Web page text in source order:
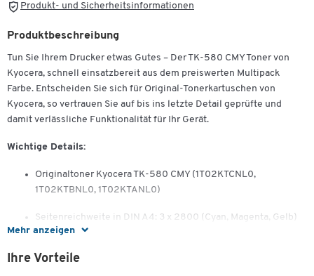
Produkt- und Sicherheitsinformationen
Mehr anzeigen
Produktbeschreibung
Tun Sie Ihrem Drucker etwas Gutes – Der TK-580 CMY Toner von
Kyocera, schnell einsatzbereit aus dem preiswerten Multipack
Farbe. Entscheiden Sie sich für Original-Tonerkartuschen von
Kyocera, so vertrauen Sie auf bis ins letzte Detail geprüfte und
damit verlässliche Funktionalität für Ihr Gerät.
Wichtige Details:
Originaltoner Kyocera TK-580 CMY (1T02KTCNL0,
1T02KTBNL0, 1T02KTANL0)
Seitenreichweite in DIN A4: 3 x 2800 (Cyan, Magenta, Gelb)
Ihre Vorteile